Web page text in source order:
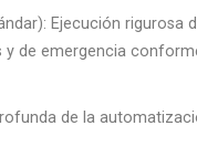
Ejecución rigurosa
de emergencia
de la